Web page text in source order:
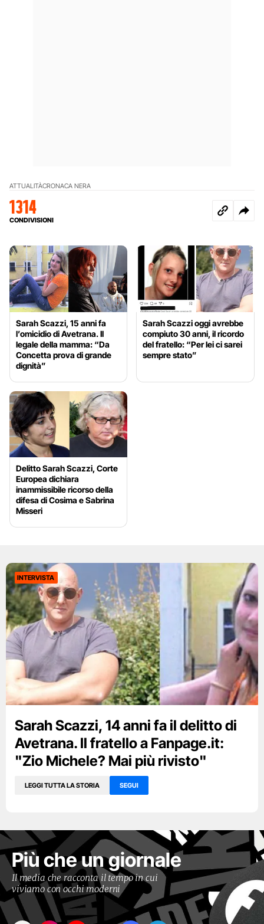
ATTUALITÀCRONACA NERA
1314
CONDIVISIONI
Sarah Scazzi, 15 anni fa
l’omicidio di Avetrana. Il
legale della mamma: “Da
Concetta prova di grande
dignità”
Sarah Scazzi oggi avrebbe
compiuto 30 anni, il ricordo
del fratello: “Per lei ci sarei
sempre stato”
Delitto Sarah Scazzi, Corte
Europea dichiara
inammissibile ricorso della
difesa di Cosima e Sabrina
Misseri
INTERVISTA
Sarah Scazzi, 14 anni fa il delitto di
Avetrana. Il fratello a Fanpage.it:
"Zio Michele? Mai più rivisto"
LEGGI TUTTA LA STORIA SEGUI
Più che un giornale
Il media che racconta il tempo in cui
viviamo con occhi moderni